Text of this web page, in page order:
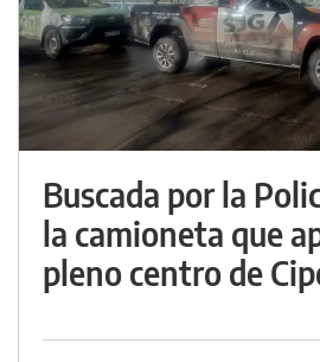
Buscada por la
la camioneta que
pleno centro de